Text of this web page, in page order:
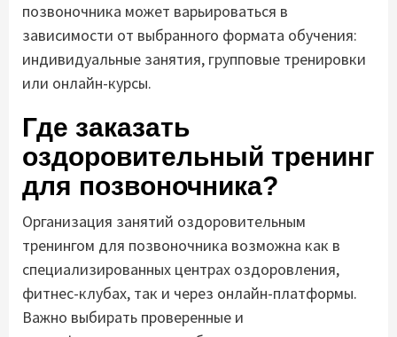
позвоночника может варьироваться в
зависимости от выбранного формата обучения:
индивидуальные занятия, групповые тренировки
или онлайн-курсы.
Где заказать
оздоровительный тренинг
для позвоночника?
Организация занятий оздоровительным
тренингом для позвоночника возможна как в
специализированных центрах оздоровления,
фитнес-клубах, так и через онлайн-платформы.
Важно выбирать проверенные и